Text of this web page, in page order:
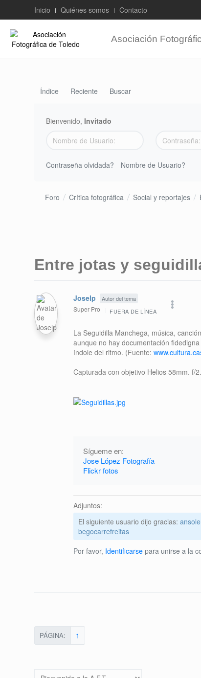
Inicio Quiénes somos Contacto
Asociación
Índice Reciente Buscar
Bienvenido, Invitado
Contraseña olvidada? Nombre de Usuario?
Foro Crítica fotográfica Social y reportajes
Entre jotas y
Joselp Autor del tema
Super Pro FUERA DE LÍNEA
La Seguidilla Manchega, música,
aunque no hay documentación
índole del ritmo. (Fuente:
Capturada con objetivo Helios 58mm. f/
Sígueme en:
Jose López Fotografía
Flickr fotos
Adjuntos:
El siguiente usuario dijo gracias:
begocarrefreitas
Por favor, Identificarse para unirse a la
PÁGINA: 1